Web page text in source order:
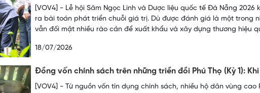
[VOV4] - Lễ hội Sâm Ngọc Linh và Dược liệu quốc tế Đà Nẵng
ra bài toán phát triển chuỗi giá trị. Dù được đánh giá là một trong
vẫn đối mặt nhiều rào cản để xuất khẩu và xây dựng thương hiệu
18/07/2026
Đồng vốn chính sách trên những triền đồi Phú Thọ (Kỳ 1):
[VOV4] - Từ nguồn vốn tín dụng chính sách, nhiều hộ dân vùng